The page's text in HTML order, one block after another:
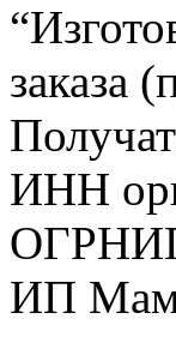
заказа
ИНН
ИП